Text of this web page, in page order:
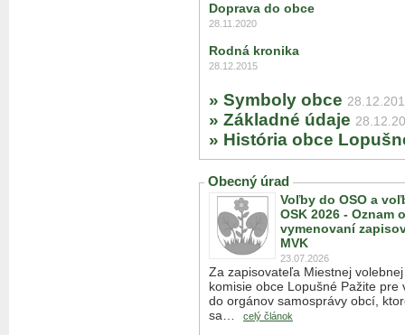
Doprava do obce
28.11.2020
Rodná kronika
28.12.2015
» Symboly obce
» Základné údaje
» História obce
Obecný úrad
Voľby do OSO a
OSK 2026 - Oznam o
vymenovaní
MVK
23.07.2026
Za zapisovateľa Miestnej volebnej
komisie obce Lopušné Pažite pre
do orgánov samosprávy obcí,
sa…
celý článok